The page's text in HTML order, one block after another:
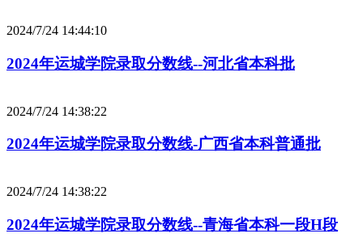
2024/7/24 14:44:10
2024年运城学院录取分数线--河北省本科批
2024/7/24 14:38:22
2024年运城学院录取分数线-广西省本科普通批
2024/7/24 14:38:22
2024年运城学院录取分数线--青海省本科一段H段